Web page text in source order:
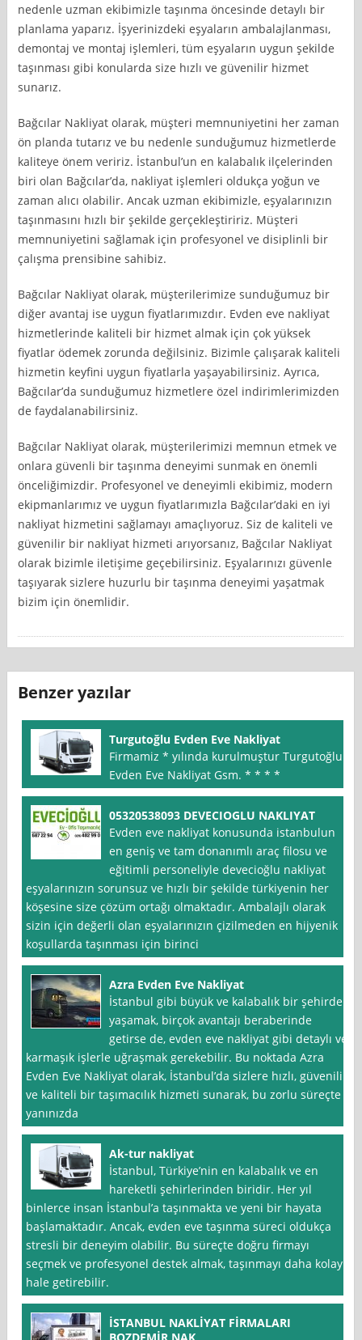
nedenle uzman ekibimizle taşınma öncesinde detaylı bir
planlama yaparız. İşyerinizdeki eşyaların ambalajlanması,
demontaj ve montaj işlemleri, tüm eşyaların uygun şekilde
taşınması gibi konularda size hızlı ve güvenilir hizmet
sunarız.
Bağcılar Nakliyat olarak, müşteri memnuniyetini her zaman
ön planda tutarız ve bu nedenle sunduğumuz hizmetlerde
kaliteye önem veririz. İstanbul’un en kalabalık ilçelerinden
biri olan Bağcılar’da, nakliyat işlemleri oldukça yoğun ve
zaman alıcı olabilir. Ancak uzman ekibimizle, eşyalarınızın
taşınmasını hızlı bir şekilde gerçekleştiririz. Müşteri
memnuniyetini sağlamak için profesyonel ve disiplinli bir
çalışma prensibine sahibiz.
Bağcılar Nakliyat olarak, müşterilerimize sunduğumuz bir
diğer avantaj ise uygun fiyatlarımızdır. Evden eve nakliyat
hizmetlerinde kaliteli bir hizmet almak için çok yüksek
fiyatlar ödemek zorunda değilsiniz. Bizimle çalışarak kaliteli
hizmetin keyfini uygun fiyatlarla yaşayabilirsiniz. Ayrıca,
Bağcılar’da sunduğumuz hizmetlere özel indirimlerimizden
de faydalanabilirsiniz.
Bağcılar Nakliyat olarak, müşterilerimizi memnun etmek ve
onlara güvenli bir taşınma deneyimi sunmak en önemli
önceliğimizdir. Profesyonel ve deneyimli ekibimiz, modern
ekipmanlarımız ve uygun fiyatlarımızla Bağcılar’daki en iyi
nakliyat hizmetini sağlamayı amaçlıyoruz. Siz de kaliteli ve
güvenilir bir nakliyat hizmeti arıyorsanız, Bağcılar Nakliyat
olarak bizimle iletişime geçebilirsiniz. Eşyalarınızı güvenle
taşıyarak sizlere huzurlu bir taşınma deneyimi yaşatmak
bizim için önemlidir.
Benzer yazılar
Turgutoğlu Evden Eve Nakliyat
Firmamiz * yılında kurulmuştur Turgutoğlu
Evden Eve Nakliyat Gsm. * * * *
05320538093 DEVECIOGLU NAKLIYAT
Evden eve nakliyat konusunda istanbulun
en geniş ve tam donanımlı araç filosu ve
eğitimli personeliyle devecioğlu nakliyat
eşyalarınızın sorunsuz ve hızlı bir şekilde türkiyenin her
köşesine size çözüm ortağı olmaktadır. Ambalajlı olarak
sizin için değerli olan eşyalarınızın çizilmeden en hijyenik
koşullarda taşınması için birinci
Azra Evden Eve Nakliyat
İstanbul gibi büyük ve kalabalık bir şehirde
yaşamak, birçok avantajı beraberinde
getirse de, evden eve nakliyat gibi detaylı ve
karmaşık işlerle uğraşmak gerekebilir. Bu noktada Azra
Evden Eve Nakliyat olarak, İstanbul’da sizlere hızlı, güvenilir
ve kaliteli bir taşımacılık hizmeti sunarak, bu zorlu süreçte
yanınızda
Ak-tur nakliyat
İstanbul, Türkiye’nin en kalabalık ve en
hareketli şehirlerinden biridir. Her yıl
binlerce insan İstanbul’a taşınmakta ve yeni bir hayata
başlamaktadır. Ancak, evden eve taşınma süreci oldukça
stresli bir deneyim olabilir. Bu süreçte doğru firmayı
seçmek ve profesyonel destek almak, taşınmayı daha kolay
hale getirebilir.
İSTANBUL NAKLİYAT FİRMALARI